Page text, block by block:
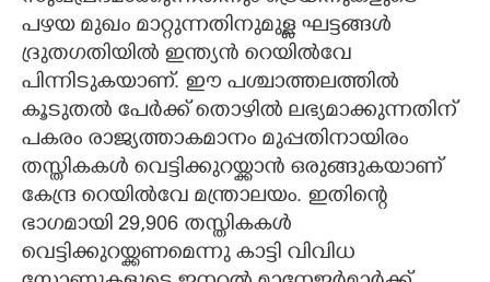
പഴയ മുഖം മാറ്റുന്നതിനുമുള്ള ഘട്ടങ്ങൾ
ദ്രുതഗതിയിൽ ഇന്ത്യൻ റെയിൽവേ
പിന്നിടുകയാണ്. ഈ പശ്ചാത്തലത്തിൽ
കൂടുതൽ പേർക്ക് തൊഴിൽ ലഭ്യമാക്കുന്നതിന്
പകരം രാജ്യത്താകമാനം മുപ്പതിനായിരം
തസ്തികകൾ വെട്ടിക്കുറയ്ക്കാൻ ഒരുങ്ങുകയാണ്
കേന്ദ്ര റെയിൽവേ മന്ത്രാലയം. ഇതിന്റെ
ഭാഗമായി 29,906 തസ്തികകൾ
വെട്ടിക്കുറയ്ക്കണമെന്നു കാട്ടി വിവിധ